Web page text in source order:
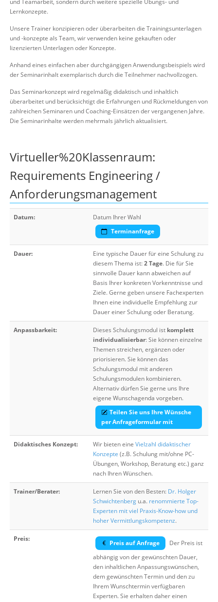
und Teamarbeit, sondern durch weitere spezielle Übungs- und
Lernkonzepte.
Unsere Trainer konzipieren oder überarbeiten die Trainingsunterlagen
und -konzepte als Team, wir verwenden keine gekauften oder
lizenzierten Unterlagen oder Konzepte.
Anhand eines einfachen aber durchgängigen Anwendungsbeispiels wird
der Seminarinhalt exemplarisch durch die Teilnehmer nachvollzogen.
Das Seminarkonzept wird regelmäßig didaktisch und inhaltlich
überarbeitet und berücksichtigt die Erfahrungen und Rückmeldungen von
zahlreichen Seminaren und Coaching-Einsätzen der vergangenen Jahre.
Die Seminarinhalte werden mehrmals jährlich aktualisiert.
Virtueller%20Klassenraum:
Requirements Engineering /
Anforderungsmanagement
Datum:
Datum Ihrer Wahl
Terminanfrage
Dauer:
Eine typische Dauer für eine Schulung zu
diesem Thema ist:2 Tage. Die für Sie
sinnvolle Dauer kann abweichen auf
Basis Ihrer konkreten Vorkenntnisse und
Ziele. Gerne geben unsere Fachexperten
Ihnen eine individuelle Empfehlung zur
Dauer einer Schulung oder Beratung.
Anpassbarkeit: Dieses Schulungsmodul ist komplett
individualisierbar: Sie können einzelne
Themen streichen, ergänzen oder
priorisieren. Sie können das
Schulungsmodul mit anderen
Schulungsmodulen kombinieren.
Alternativ dürfen Sie gerne uns Ihre
eigene Wunschagenda vorgeben.
Teilen Sie uns Ihre Wünsche
per Anfrageformular mit
Didaktisches Konzept: Wir bieten eine Vielzahl didaktischer
Konzepte (z.B. Schulung mit/ohne PC-
Übungen, Workshop, Beratung etc.) ganz
nach Ihren Wünschen.
Trainer/Berater: Lernen Sie von den Besten: Dr. Holger
Schwichtenberg u.a. renommierte Top-
Experten mit viel Praxis-Know-how und
hoher Vermittlungskompetenz.
Preis:
Preis auf Anfrage
Der Preis ist
abhängig von der gewünschten Dauer,
den inhaltlichen Anpassungswünschen,
dem gewünschten Termin und den zu
Ihrem Wunschtermin verfügbaren
Experten. Sie erhalten daher einen